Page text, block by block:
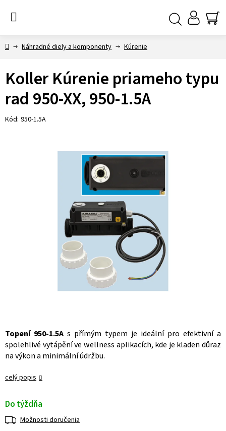
DomovNáhradné diely a komponenty Kúrenie
Topení 950-1.5A s přímým typem je ideální pro efektivní a
spolehlivé vytápění ve wellness aplikacích, kde je kladen důraz
na výkon a minimální údržbu.
celý popis
Do týždňa
Možnosti doručenia
Koller Kúrenie priameho typu
rad 950-XX, 950-1.5A
Kód: 950-1.5A